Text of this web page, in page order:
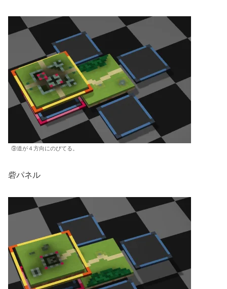
⑨道が４方向にのびてる。
砦パネル